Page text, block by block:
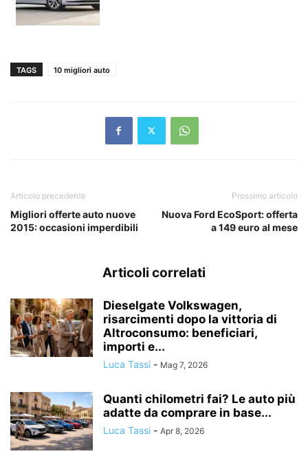
TAGS 10 migliori auto
Articolo precedente
Migliori offerte auto nuove
2015: occasioni imperdibili
Prossimo articolo
Nuova Ford EcoSport: offerta
a 149 euro al mese
Articoli correlati
Dieselgate Volkswagen,
risarcimenti dopo la vittoria di
Altroconsumo: beneficiari,
importi e...
Luca Tassi - Mag 7, 2026
Quanti chilometri fai? Le auto più
adatte da comprare in base...
Luca Tassi - Apr 8, 2026